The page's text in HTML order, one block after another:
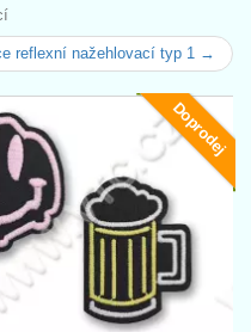
reflexní nažehlovací typ 1 →
Doprodej